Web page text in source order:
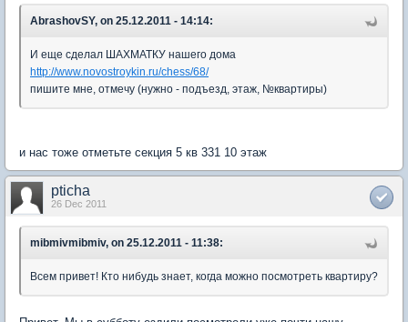
AbrashovSY, on 25.12.2011 - 14:14:
И еще сделал ШАХМАТКУ нашего дома
http://www.novostroykin.ru/chess/68/
пишите мне, отмечу (нужно - подъезд, этаж, №квартиры)
и нас тоже отметьте секция 5 кв 331 10 этаж
pticha
26 Dec 2011
mibmivmibmiv, on 25.12.2011 - 11:38:
Всем привет! Кто нибудь знает, когда можно посмотреть квартиру?